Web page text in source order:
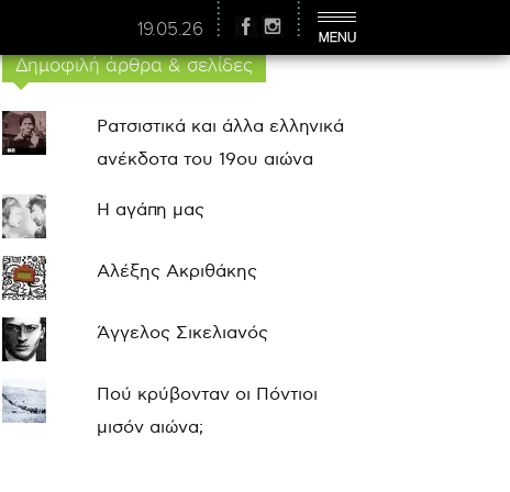
19.05.26
Δημοφιλή άρθρα & σελίδες
Ρατσιστικά και άλλα ελληνικά
ανέκδοτα του 19ου αιώνα
Η αγάπη μας
Αλέξης Ακριθάκης
Άγγελος Σικελιανός
Πού κρύβονταν οι Πόντιοι
μισόν αιώνα;